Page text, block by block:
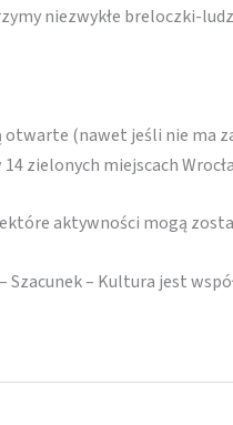
niezwykłe breloczki-
otwarte (nawet jeśli nie ma
zielonych miejscach
aktywności mogą
Szacunek – Kultura jest